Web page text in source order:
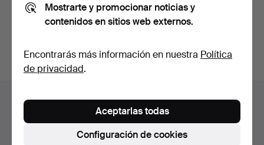
También puedes buscar ennuestro archivo de
subastas concluidas.
en
Ayuda y contacto
Contacta con el servicio de atención al cliente
Todas las casas de subastas
Mostrarte y promocionar noticias y
contenidos en sitios web externos.
Encontrarás más información en nuestra Política
de privacidad.
Configuración de cookies
Aceptarlas todas